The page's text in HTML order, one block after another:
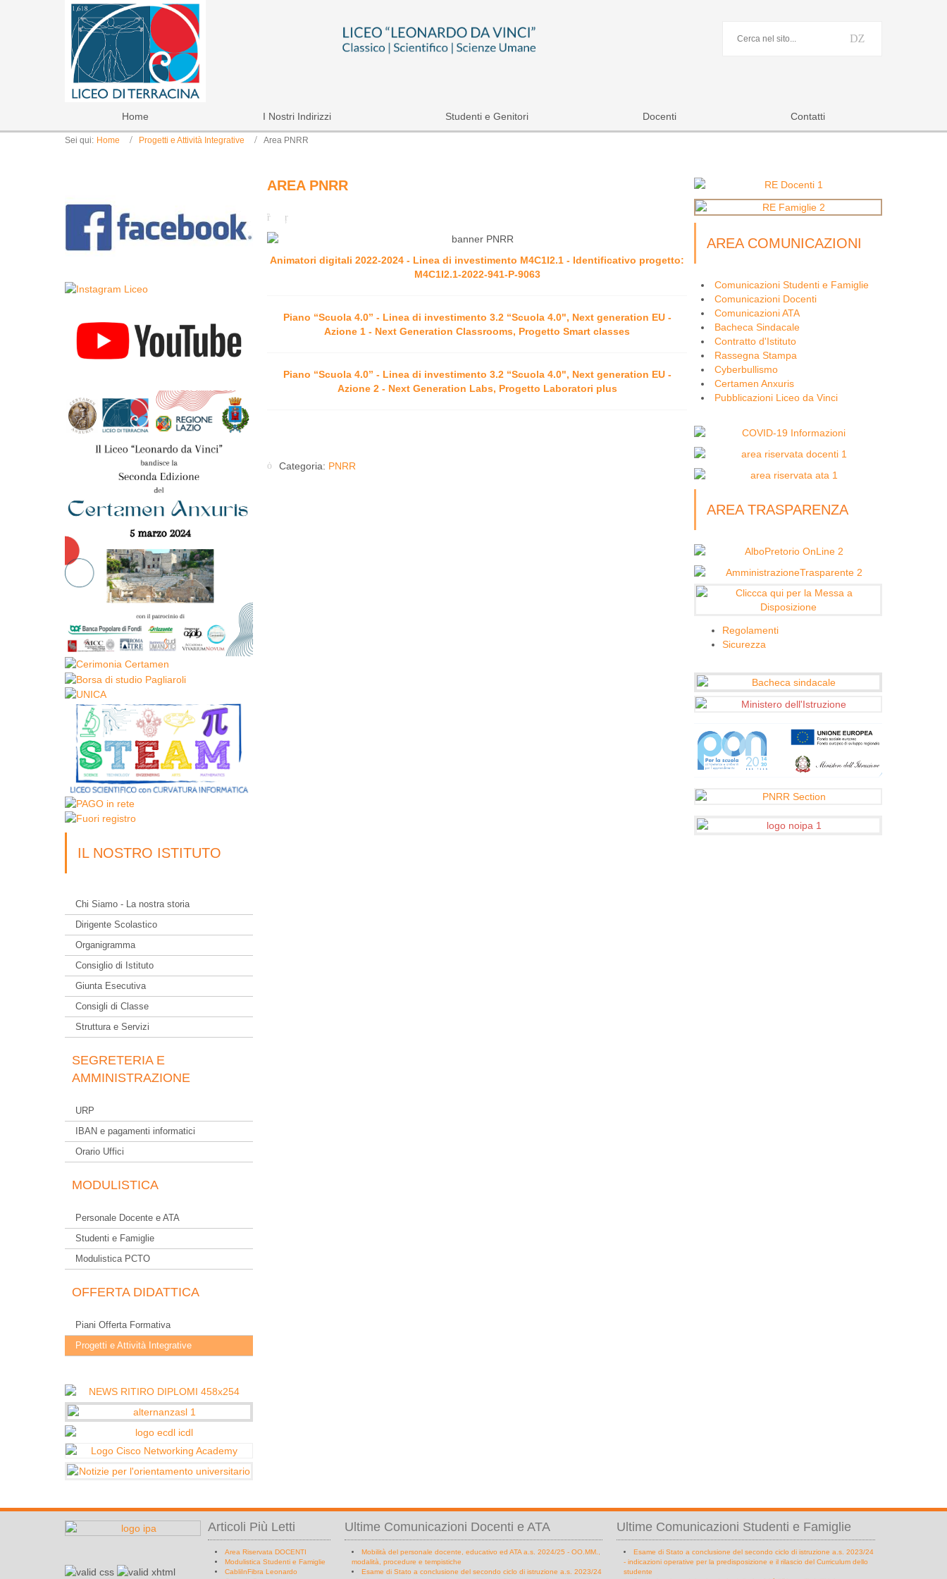
Home I Nostri Indirizzi Studenti e Genitori Docenti Contatti
Sei qui: Home Progetti e Attività Integrative Area PNRR
IL NOSTRO ISTITUTO
Chi Siamo - La nostra storia
Dirigente Scolastico
Organigramma
Consiglio di Istituto
Giunta Esecutiva
Consigli di Classe
Struttura e Servizi
SEGRETERIA E
AMMINISTRAZIONE
URP
IBAN e pagamenti informatici
Orario Uffici
MODULISTICA
Personale Docente e ATA
Studenti e Famiglie
Modulistica PCTO
OFFERTA DIDATTICA
Piani Offerta Formativa
Progetti e Attività Integrative
AREA PNRR
Animatori digitali 2022-2024 - Linea di investimento M4C1I2.1 - Identificativo progetto:
M4C1I2.1-2022-941-P-9063
Piano “Scuola 4.0” - Linea di investimento 3.2 “Scuola 4.0", Next generation EU -
Azione 1 - Next Generation Classrooms, Progetto Smart classes
Piano “Scuola 4.0” - Linea di investimento 3.2 “Scuola 4.0", Next generation EU -
Azione 2 - Next Generation Labs, Progetto Laboratori plus
Categoria: PNRR
AREA COMUNICAZIONI
Comunicazioni Studenti e Famiglie
Comunicazioni Docenti
Comunicazioni ATA
Bacheca Sindacale
Contratto d'Istituto
Rassegna Stampa
Cyberbullismo
Certamen Anxuris
Pubblicazioni Liceo da Vinci
AREA TRASPARENZA
Regolamenti
Sicurezza
Articoli Più Letti
Area Riservata DOCENTI
Modulistica Studenti e Famiglie
CabliInFibra Leonardo
Ultime Comunicazioni Docenti e ATA
Mobilità del personale docente, educativo ed ATA a.s. 2024/25 - OO.MM.,
modalità, procedure e tempistiche
Esame di Stato a conclusione del secondo ciclo di istruzione a.s. 2023/24
Ultime Comunicazioni Studenti e Famiglie
Esame di Stato a conclusione del secondo ciclo di istruzione a.s. 2023/24
- indicazioni operative per la predisposizione e il rilascio del Curriculum dello
studente